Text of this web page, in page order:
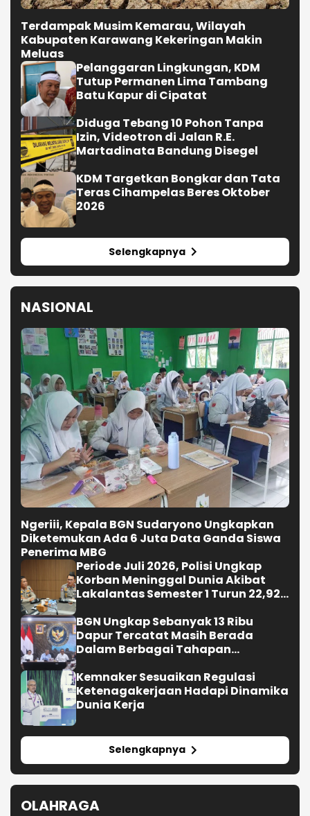
Terdampak Musim Kemarau, Wilayah
Kabupaten Karawang Kekeringan Makin
Meluas
Pelanggaran Lingkungan, KDM
Tutup Permanen Lima Tambang
Batu Kapur di Cipatat
Diduga Tebang 10 Pohon Tanpa
Izin, Videotron di Jalan R.E.
Martadinata Bandung Disegel
KDM Targetkan Bongkar dan Tata
Teras Cihampelas Beres Oktober
2026
Selengkapnya
NASIONAL
Ngeriii, Kepala BGN Sudaryono Ungkapkan
Diketemukan Ada 6 Juta Data Ganda Siswa
Penerima MBG
Periode Juli 2026, Polisi Ungkap
Korban Meninggal Dunia Akibat
Lakalantas Semester 1 Turun 22,92
BGN Ungkap Sebanyak 13 Ribu
Dapur Tercatat Masih Berada
Dalam Berbagai Tahapan
Siap Beroperasi
Kemnaker Sesuaikan Regulasi
Ketenagakerjaan Hadapi Dinamika
Dunia Kerja
Selengkapnya
OLAHRAGA